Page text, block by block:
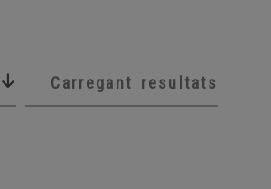
Carregant resultats